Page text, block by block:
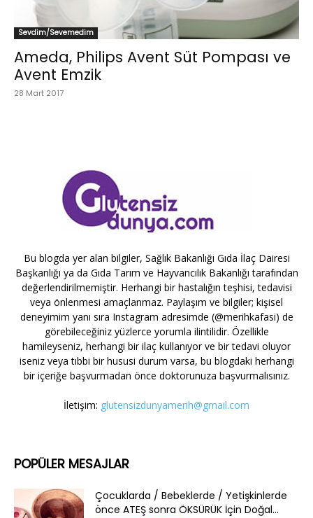
Sevdim/Sevemedim
Ameda, Philips Avent Süt Pompası ve
Avent Emzik
28 Mart 2017
Bu blogda yer alan bilgiler, Sağlık Bakanlığı Gıda İlaç Dairesi
Başkanlığı ya da Gıda Tarım ve Hayvancılık Bakanlığı tarafından
değerlendirilmemiştir. Herhangi bir hastalığın teşhisi, tedavisi
veya önlenmesi amaçlanmaz. Paylaşım ve bilgiler; kişisel
deneyimim yanı sıra Instagram adresimde (@merihkafasi) de
görebileceğiniz yüzlerce yorumla ilintilidir. Özellikle
hamileyseniz, herhangi bir ilaç kullanıyor ve bir tedavi oluyor
iseniz veya tıbbi bir hususi durum varsa, bu blogdaki herhangi
bir içeriğe başvurmadan önce doktorunuza başvurmalısınız.
İletişim: glutensizdunyamerih@gmail.com
POPÜLER MESAJLAR
Çocuklarda / Bebeklerde / Yetişkinlerde
önce ATEŞ sonra ÖKSÜRÜK İçin Doğal...